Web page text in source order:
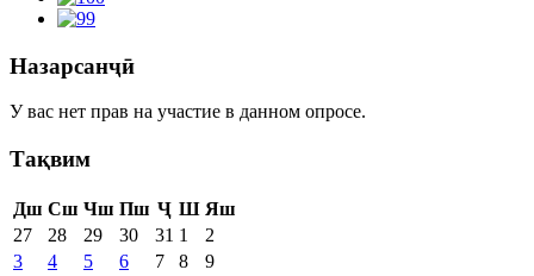
Назарсанҷӣ
У вас нет прав на участие в данном опросе.
Тақвим
Дш Сш Чш Пш Ҷ Ш Яш
27
28 29 30 31 1
2
3
4 5 6 7 8
9